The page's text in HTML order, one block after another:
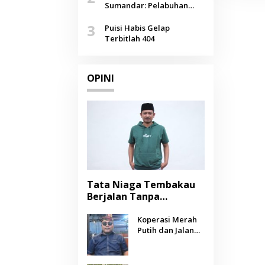
Agustus
Sumandar: Pelabuhan
Selendang Benang Merah
Lombang
3
Puisi Habis Gelap
Terbitlah 404
OPINI
Tata Niaga Tembakau
Berjalan Tanpa
Negara Berpihak
kepada Petani?
Koperasi Merah
Putih dan Jalan